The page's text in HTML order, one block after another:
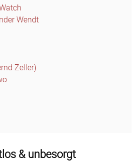
Wendt
Zeller)
& unbesorgt